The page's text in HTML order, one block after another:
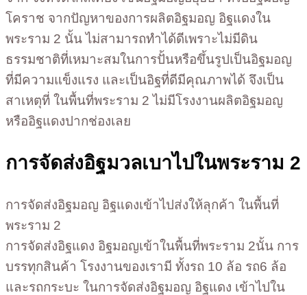
โคราช จากปัญหาของการผลิตอิฐมอญ อิฐแดงใน
พระราม 2 นั้น ไม่สามารถทำได้ดีเพราะไม่มีดิน
ธรรมชาติที่เหมาะสมในการปั้นหรือขึ้นรูปเป็นอิฐมอญ
ที่มีความแข็งแรง และเป็นอิฐที่ดีมีคุณภาพได้ จึงเป็น
สาเหตุที่ ในพื้นที่พระราม 2 ไม่มีโรงงานผลิตอิฐมอญ
หรืออิฐแดงปากช่องเลย
การจัดส่งอิฐมวลเบาไปในพระราม 2
การจัดส่งอิฐมอญ อิฐแดงเข้าไปส่งให้ลุกค้า ในพื้นที่
พระราม 2
การจัดส่งอิฐแดง อิฐมอญเข้าในพื้นที่พระราม 2นั้น การ
บรรทุกสินค้า โรงงานของเรามี ทั้งรถ 10 ล้อ รถ6 ล้อ
และรถกระบะ ในการจัดส่งอิฐมอญ อิฐแดง เข้าไปใน